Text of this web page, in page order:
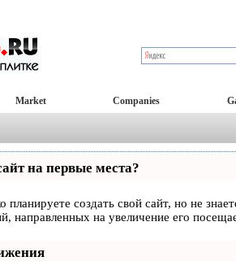
Market Companies
на первые места?
планируете создать свой сайт, но не
направленных на увеличение его